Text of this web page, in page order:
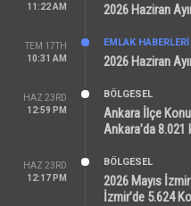
11:22 AM
2026 Haziran
TEM 17TH
10:31 AM
EMLAK HABERLERI
2026 Haziran
HAZ 23RD
12:59 PM
BÖLGESEL
Ankara İlçe
Ankara’da 8.021
HAZ 23RD
12:17 PM
BÖLGESEL
2026 Mayıs
İzmir’de 5.624